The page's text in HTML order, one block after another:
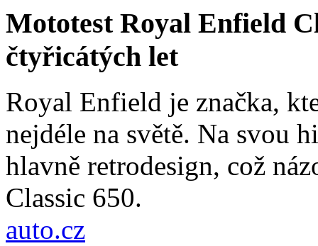
Mototest Royal Enfield
čtyřicátých let
Royal Enfield je značka,
nejdéle na světě. Na svou
hlavně retrodesign, což
Classic 650.
auto.cz